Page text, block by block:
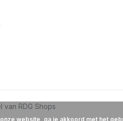
website, ga je akkoord met het